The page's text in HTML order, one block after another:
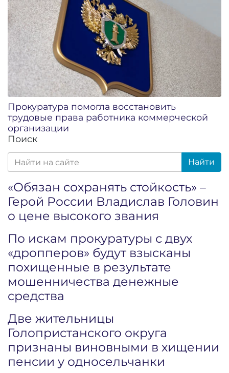
Прокуратура помогла восстановить
трудовые права работника коммерческой
организации
Поиск
Найти
«Обязан сохранять стойкость» –
Герой России Владислав Головин
о цене высокого звания
По искам прокуратуры с двух
«дропперов» будут взысканы
похищенные в результате
мошенничества денежные
средства
Две жительницы
Голопристанского округа
признаны виновными в хищении
пенсии у односельчанки